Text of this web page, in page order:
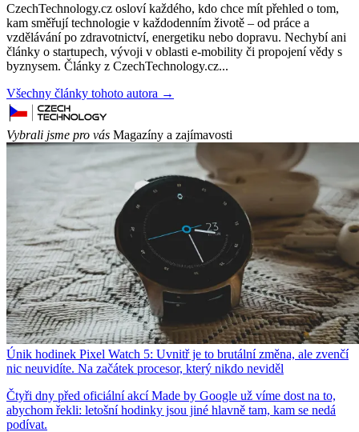
CzechTechnology.cz osloví každého, kdo chce mít přehled o tom,
kam směřují technologie v každodenním životě – od práce a
vzdělávání po zdravotnictví, energetiku nebo dopravu. Nechybí ani
články o startupech, vývoji v oblasti e-mobility či propojení vědy s
byznysem. Články z CzechTechnology.cz...
Všechny články tohoto autora →
Vybrali jsme pro vás Magazíny a zajímavosti
Únik hodinek Pixel Watch 5: Uvnitř je to brutální změna, ale zvenčí
nic neuvidíte. Na začátek procesor, který nikdo neviděl
Čtyři dny před oficiální akcí Made by Google už víme dost na to,
abychom řekli: letošní hodinky jsou jiné hlavně tam, kam se nedá
podívat.